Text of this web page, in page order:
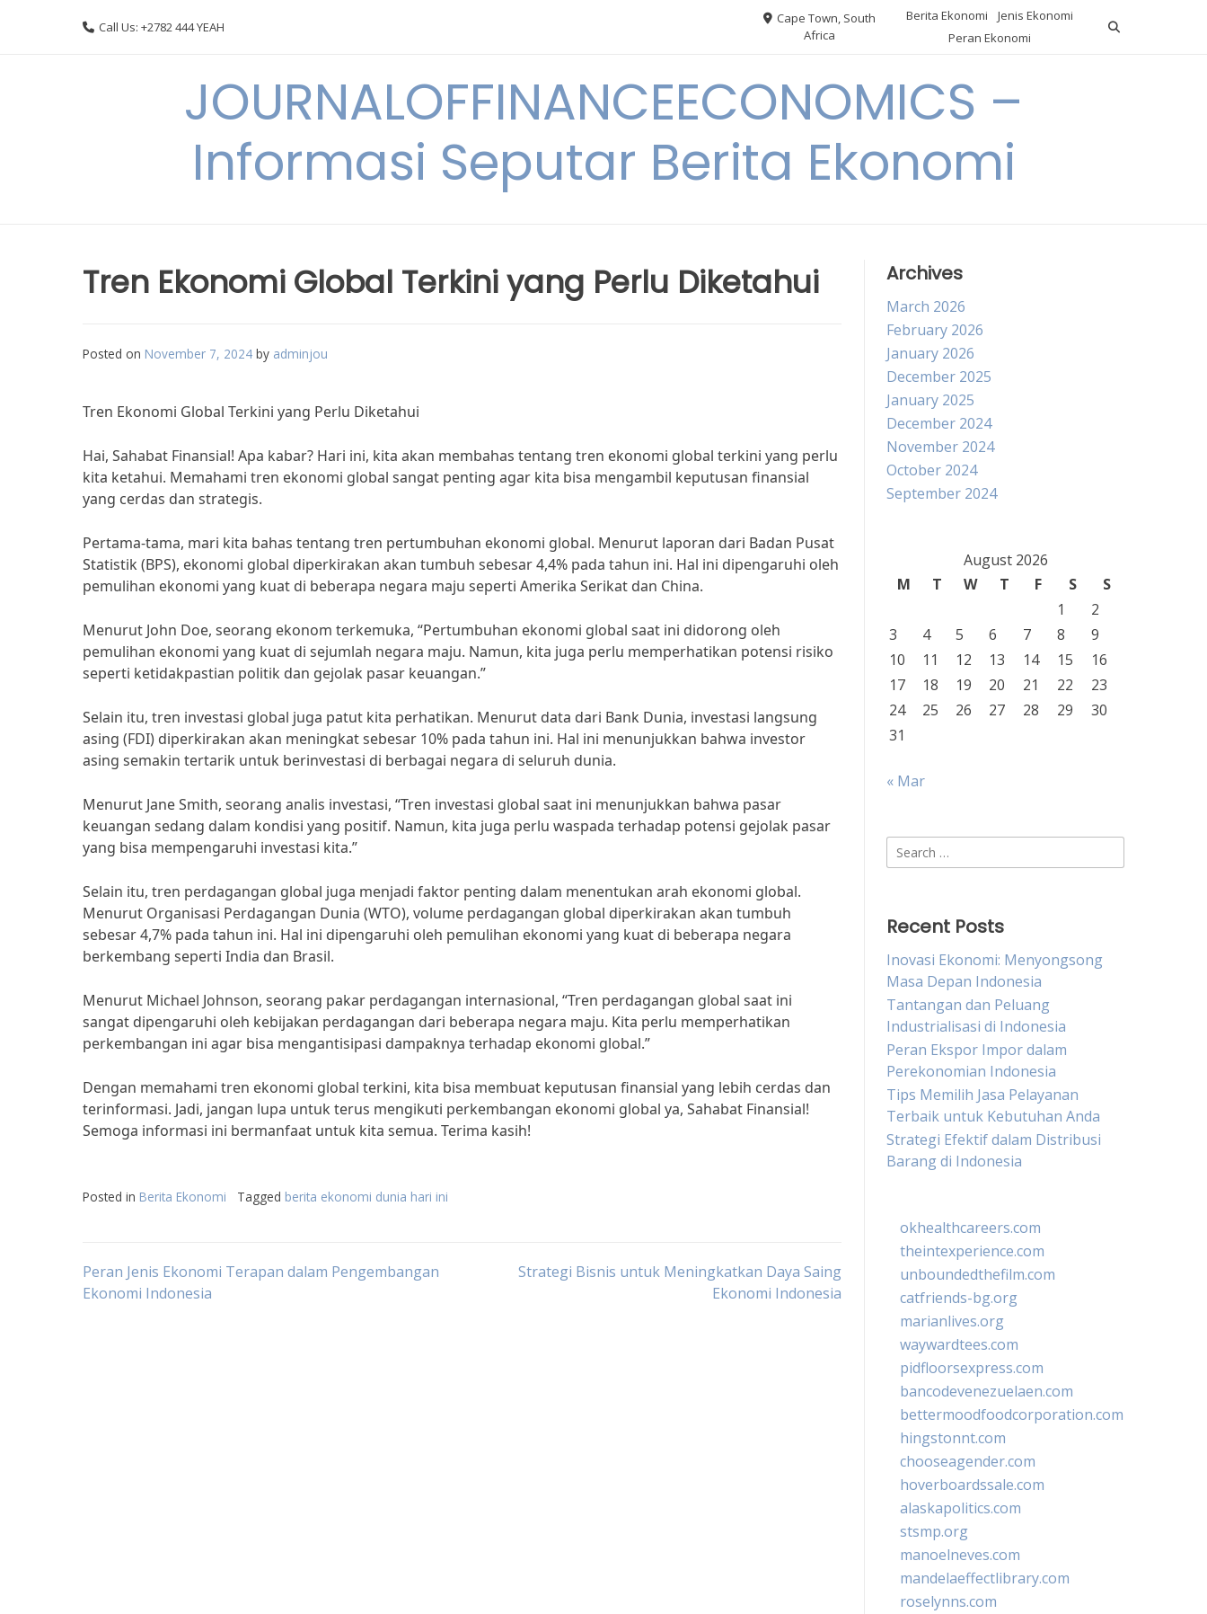
Call Us: +2782 444 YEAH
Cape Town, South
Africa
Berita Ekonomi
Jenis Ekonomi
Peran Ekonomi
JOURNALOFFINANCEECONOMICS –
Informasi Seputar Berita Ekonomi
Tren Ekonomi Global Terkini yang Perlu Diketahui
Posted on November 7, 2024 by adminjou
Tren Ekonomi Global Terkini yang Perlu Diketahui
Hai, Sahabat Finansial! Apa kabar? Hari ini, kita akan membahas tentang tren ekonomi global terkini yang perlu
kita ketahui. Memahami tren ekonomi global sangat penting agar kita bisa mengambil keputusan finansial
yang cerdas dan strategis.
Pertama-tama, mari kita bahas tentang tren pertumbuhan ekonomi global. Menurut laporan dari Badan Pusat
Statistik (BPS), ekonomi global diperkirakan akan tumbuh sebesar 4,4% pada tahun ini. Hal ini dipengaruhi oleh
pemulihan ekonomi yang kuat di beberapa negara maju seperti Amerika Serikat dan China.
Menurut John Doe, seorang ekonom terkemuka, “Pertumbuhan ekonomi global saat ini didorong oleh
pemulihan ekonomi yang kuat di sejumlah negara maju. Namun, kita juga perlu memperhatikan potensi risiko
seperti ketidakpastian politik dan gejolak pasar keuangan.”
Selain itu, tren investasi global juga patut kita perhatikan. Menurut data dari Bank Dunia, investasi langsung
asing (FDI) diperkirakan akan meningkat sebesar 10% pada tahun ini. Hal ini menunjukkan bahwa investor
asing semakin tertarik untuk berinvestasi di berbagai negara di seluruh dunia.
Menurut Jane Smith, seorang analis investasi, “Tren investasi global saat ini menunjukkan bahwa pasar
keuangan sedang dalam kondisi yang positif. Namun, kita juga perlu waspada terhadap potensi gejolak pasar
yang bisa mempengaruhi investasi kita.”
Selain itu, tren perdagangan global juga menjadi faktor penting dalam menentukan arah ekonomi global.
Menurut Organisasi Perdagangan Dunia (WTO), volume perdagangan global diperkirakan akan tumbuh
sebesar 4,7% pada tahun ini. Hal ini dipengaruhi oleh pemulihan ekonomi yang kuat di beberapa negara
berkembang seperti India dan Brasil.
Menurut Michael Johnson, seorang pakar perdagangan internasional, “Tren perdagangan global saat ini
sangat dipengaruhi oleh kebijakan perdagangan dari beberapa negara maju. Kita perlu memperhatikan
perkembangan ini agar bisa mengantisipasi dampaknya terhadap ekonomi global.”
Dengan memahami tren ekonomi global terkini, kita bisa membuat keputusan finansial yang lebih cerdas dan
terinformasi. Jadi, jangan lupa untuk terus mengikuti perkembangan ekonomi global ya, Sahabat Finansial!
Semoga informasi ini bermanfaat untuk kita semua. Terima kasih!
Posted in Berita Ekonomi Tagged berita ekonomi dunia hari ini
Post
Peran Jenis Ekonomi Terapan dalam Pengembangan
Ekonomi Indonesia
Strategi Bisnis untuk Meningkatkan Daya Saing
Ekonomi Indonesia
Archives
March 2026
February 2026
January 2026
December 2025
January 2025
December 2024
November 2024
October 2024
September 2024
August 2026
M
T W T F S
S
1
2
3
4 5 6 7 8
9
10
11 12 13 14 15
16
17
18 19 20 21 22
23
24
25 26 27 28 29
30
31
« Mar
Search
for:
Recent Posts
Inovasi Ekonomi: Menyongsong
Masa Depan Indonesia
Tantangan dan Peluang
Industrialisasi di Indonesia
Peran Ekspor Impor dalam
Perekonomian Indonesia
Tips Memilih Jasa Pelayanan
Terbaik untuk Kebutuhan Anda
Strategi Efektif dalam Distribusi
Barang di Indonesia
okhealthcareers.com
theintexperience.com
unboundedthefilm.com
catfriends-bg.org
marianlives.org
waywardtees.com
pidfloorsexpress.com
bancodevenezuelaen.com
bettermoodfoodcorporation.com
hingstonnt.com
chooseagender.com
hoverboardssale.com
alaskapolitics.com
stsmp.org
manoelneves.com
mandelaeffectlibrary.com
roselynns.com